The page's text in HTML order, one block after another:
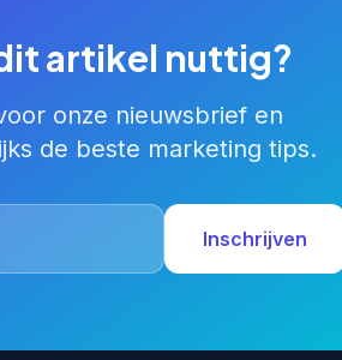
artikel nuttig?
onze nieuwsbrief en
de beste marketing tips.
Inschrijven